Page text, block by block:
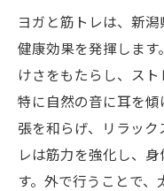
ヨガと筋トレは、新
健康効果を発揮しま
けさをもたらし、スト
特に自然の音に耳を
張を和らげ、リラッ
レは筋力を強化し、
す。外で行うことで